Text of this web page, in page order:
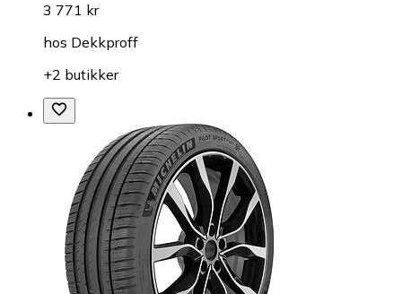
3 771 kr
hos Dekkproff
+2 butikker